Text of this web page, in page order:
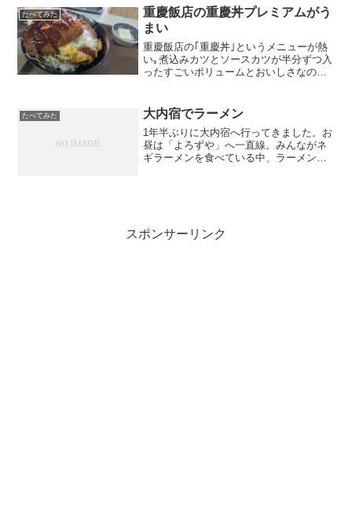
たべてみた
重慶飯店の重慶丼プレミアムがう
まい
重慶飯店の｢重慶丼｣というメニューが熱
い｡煮込みカツとソースカツが半分ずつ入
ったすごいボリュームとおいしさなので
たのです｡
たべてみた 大内宿でラーメン
1年半ぶりに大内宿へ行ってきました。お
昼は「よろずや」へ一直線。みんながネ
ギラーメンを食べている中、ラーメンを
スポンサーリンク